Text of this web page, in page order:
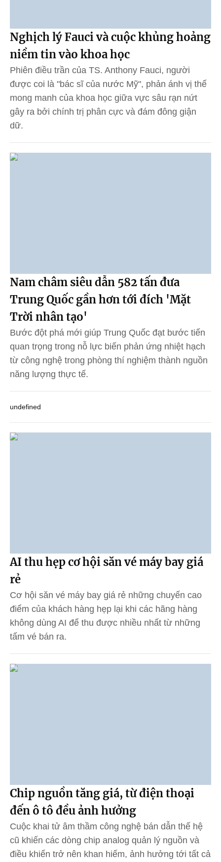
Nghịch lý Fauci và cuộc khủng hoảng
niềm tin vào khoa học
Phiên điều trần của TS. Anthony Fauci, người
được coi là "bác sĩ của nước Mỹ", phản ánh vị thế
mong manh của khoa học giữa vực sâu rạn nứt
gây ra bởi chính trị phân cực và đám đông giận
dữ.
Nam châm siêu dẫn 582 tấn đưa
Trung Quốc gần hơn tới đích 'Mặt
Trời nhân tạo'
Bước đột phá mới giúp Trung Quốc đạt bước tiến
quan trọng trong nỗ lực biến phản ứng nhiệt hạch
từ công nghệ trong phòng thí nghiệm thành nguồn
năng lượng thực tế.
undefined
AI thu hẹp cơ hội săn vé máy bay giá
rẻ
Cơ hội săn vé máy bay giá rẻ những chuyến cao
điểm của khách hàng hẹp lại khi các hãng hàng
không dùng AI để thu được nhiều nhất từ những
tấm vé bán ra.
Chip nguồn tăng giá, từ điện thoại
đến ô tô đều ảnh hưởng
Cuộc khai tử âm thầm công nghệ bán dẫn thế hệ
cũ khiến các dòng chip analog quản lý nguồn và
điều khiển trở nên khan hiếm, ảnh hưởng tới tất cả